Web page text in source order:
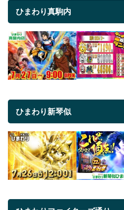
ひまわり真駒内
ひまわり新琴似